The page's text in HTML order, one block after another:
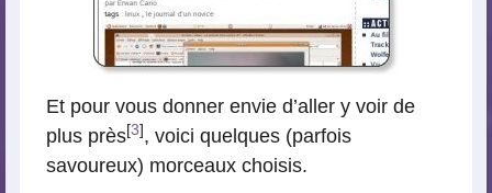
Et pour vous donner envie d’aller y voir de
plus près[3] , voici quelques (parfois
savoureux) morceaux choisis.